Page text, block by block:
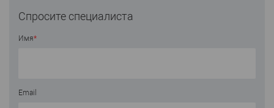
Спросите специалиста
Имя*
Email